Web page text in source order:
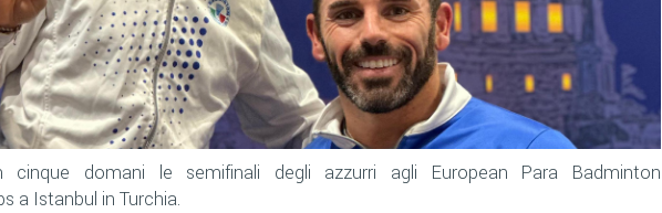
cinque domani le semifinali degli azzurri agli European Para Badminton
a Istanbul in Turchia.